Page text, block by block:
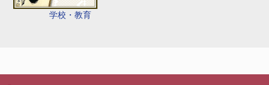
学校・教育